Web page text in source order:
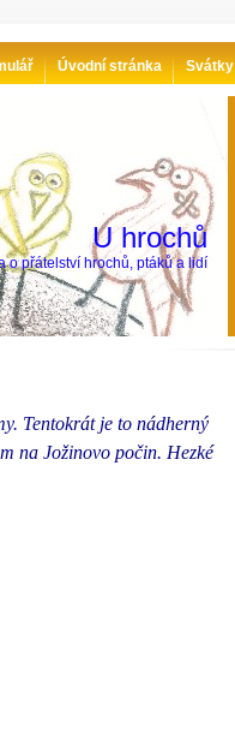
Tentokrát je to nádherný
na Jožinovo počin. Hezké
Úvodní stránka Svátky
U hrochů
o přátelství hrochů, ptáků a lidí